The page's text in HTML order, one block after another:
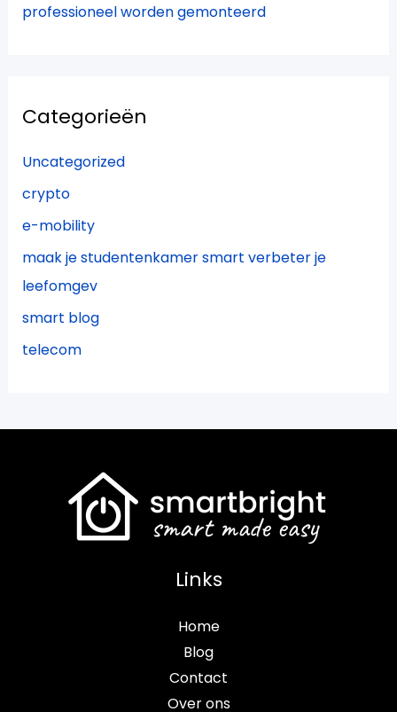
professioneel worden gemonteerd
Categorieën
Uncategorized
crypto
e-mobility
maak je studentenkamer smart verbeter je
leefomgev
smart blog
telecom
Links
Home
Blog
Contact
Over ons